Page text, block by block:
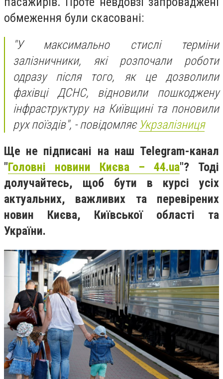
обмеження були скасовані:
"У максимально стислі терміни
залізничники, які розпочали роботи
одразу після того, як це дозволили
фахівці ДСНС, відновили пошкоджену
інфраструктуру на Київщині та поновили
рух поїздів", - повідомляєУкрзалізниця
Ще не підписані на наш Telegram-канал
"Головні новини Києва – 44.ua"? Тоді
долучайтесь, щоб бути в курсі усіх
актуальних, важливих та перевірених
новин Києва, Київської області та
України.